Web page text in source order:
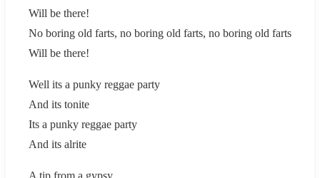
Will be there!
No boring old farts, no boring old farts, no boring old farts
Will be there!
Well its a punky reggae party
And its tonite
Its a punky reggae party
And its alrite
A tip from a gypsy